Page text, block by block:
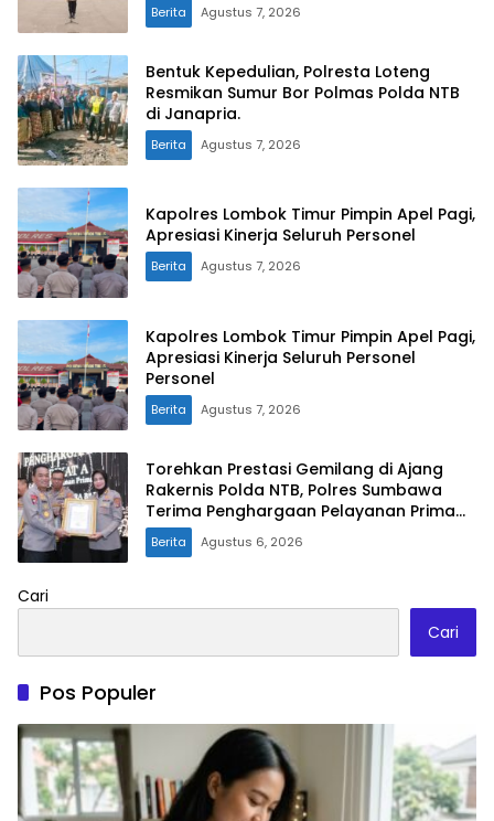
Berita Agustus 7, 2026
Bentuk Kepedulian, Polresta Loteng
Resmikan Sumur Bor Polmas Polda NTB
di Janapria. ‎
Berita Agustus 7, 2026
Kapolres Lombok Timur Pimpin Apel Pagi,
Apresiasi Kinerja Seluruh Personel
Berita Agustus 7, 2026
Kapolres Lombok Timur Pimpin Apel Pagi,
Apresiasi Kinerja Seluruh Personel
Personel
Berita Agustus 7, 2026
Torehkan Prestasi Gemilang di Ajang
Rakernis Polda NTB, Polres Sumbawa
Terima Penghargaan Pelayanan Prima
Kapolri
Berita Agustus 6, 2026
Cari
Cari
Pos Populer